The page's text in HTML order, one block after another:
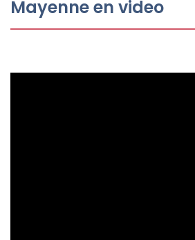
Mayenne en video